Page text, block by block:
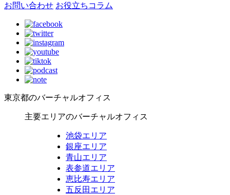
お問い合わせ お役立ちコラム
東京都のバーチャルオフィス
主要エリアのバーチャルオフィス
池袋エリア
銀座エリア
青山エリア
表参道エリア
恵比寿エリア
五反田エリア